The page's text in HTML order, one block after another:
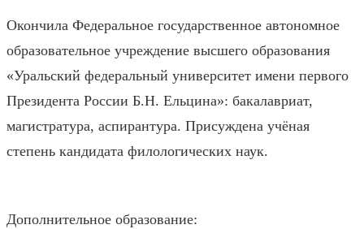
Окончила Федеральное государственное автономное
образовательное учреждение высшего образования
«Уральский федеральный университет имени первого
Президента России Б.Н. Ельцина»: бакалавриат,
магистратура, аспирантура. Присуждена учёная
степень кандидата филологических наук.
Дополнительное образование: